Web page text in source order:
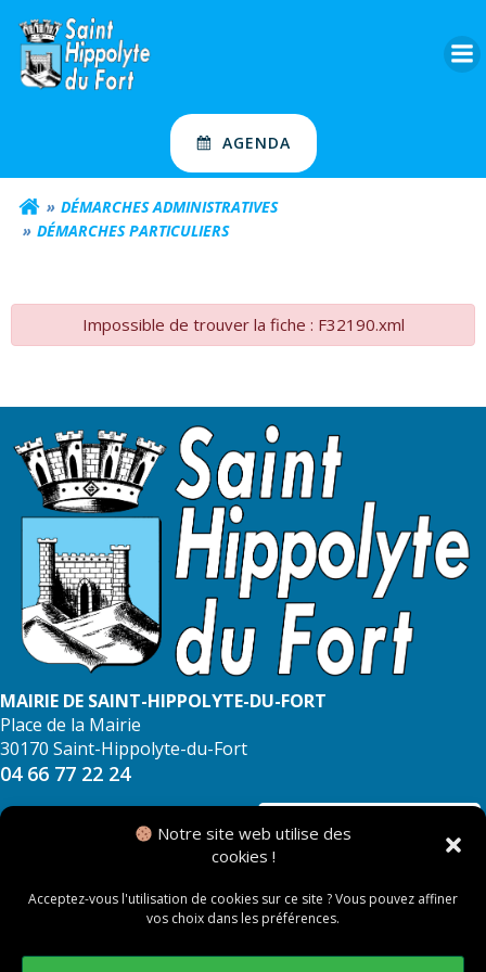
Notre site web utilise des
cookies !
Acceptez-vous l'utilisation de cookies sur ce site ? Vous pouvez affiner
vos choix dans les préférences.
contenu
AGENDA
DÉMARCHES ADMINISTRATIVES
DÉMARCHES PARTICULIERS
Impossible de trouver la fiche : F32190.xml
MAIRIE DE SAINT-HIPPOLYTE-DU-FORT
Place de la Mairie
30170 Saint-Hippolyte-du-Fort
04 66 77 22 24
NOUS CONTACTER